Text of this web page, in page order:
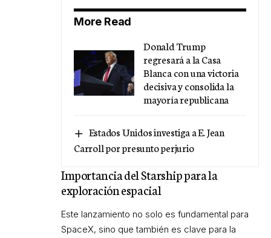
More Read
Donald Trump
regresará a la Casa
Blanca con una victoria
decisiva y consolida la
mayoría republicana
Estados Unidos investiga a E. Jean
Carroll por presunto perjurio
Importancia del Starship para la
exploración espacial
Este lanzamiento no solo es fundamental para
SpaceX, sino que también es clave para la